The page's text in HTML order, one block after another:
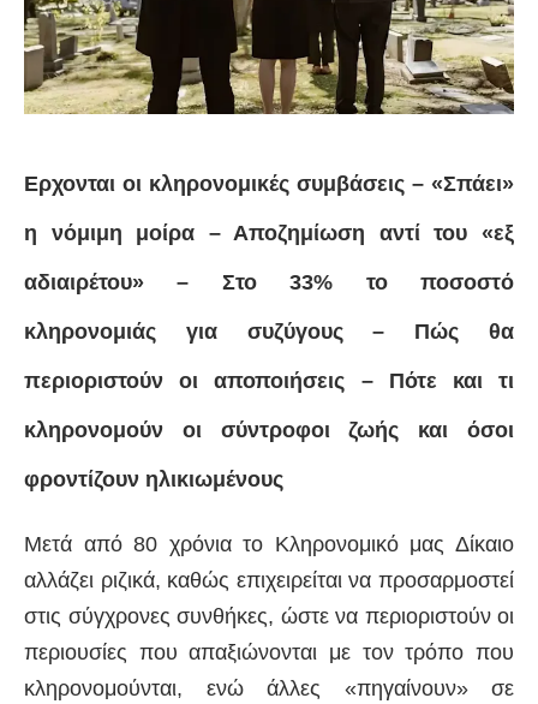
Ερχονται οι κληρονομικές συμβάσεις – «Σπάει»
η νόμιμη μοίρα – Αποζημίωση αντί του «εξ
αδιαιρέτου» – Στο 33% το ποσοστό
κληρονομιάς για συζύγους – Πώς θα
περιοριστούν οι αποποιήσεις – Πότε και τι
κληρονομούν οι σύντροφοι ζωής και όσοι
φροντίζουν ηλικιωμένους
Μετά από 80 χρόνια το Κληρονομικό μας Δίκαιο
αλλάζει ριζικά, καθώς επιχειρείται να προσαρμοστεί
στις σύγχρονες συνθήκες, ώστε να περιοριστούν οι
περιουσίες που απαξιώνονται με τον τρόπο που
κληρονομούνται, ενώ άλλες «πηγαίνουν» σε